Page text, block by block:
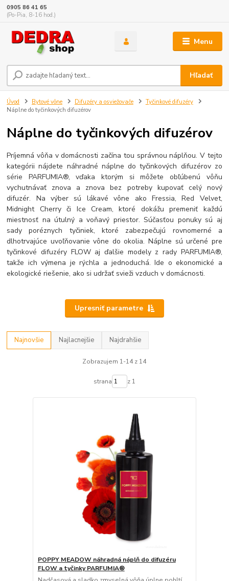
Menu
Hľadať
0905 86 41 65
(Po-Pia, 8-16 hod.)
Úvod Bytové vône Difuzéry a osviežovače
Tyčinkové difuzéry
Náplne do tyčinkových difuzérov
Náplne do tyčinkových difuzérov
Príjemná vôňa v domácnosti začína tou správnou náplňou. V tejto
kategórii nájdete náhradné náplne do tyčinkových difuzérov zo
série PARFUMIA®, vďaka ktorým si môžete obľúbenú vôňu
vychutnávať znova a znova bez potreby kupovať celý nový
difuzér. Na výber sú lákavé vône ako Fressia, Red Velvet,
Midnight Cherry či Ice Cream, ktoré dokážu premeniť každú
miestnosť na útulný a voňavý priestor. Súčasťou ponuky sú aj
sady poréznych tyčiniek, ktoré zabezpečujú rovnomerné a
dlhotrvajúce uvoľňovanie vône do okolia. Náplne sú určené pre
tyčinkové difuzéry FLOW aj ďalšie modely z rady PARFUMIA®,
takže ich výmena je rýchla a jednoduchá. Ide o ekonomické a
ekologické riešenie, ako si udržať svieži vzduch v domácnosti.
Upresniť parametre
Najnovšie Najlacnejšie Najdrahšie
Zobrazujem 1-14 z 14
strana z 1
POPPY MEADOW náhradná náplň do difuzéru
FLOW a tyčinky PARFUMIA®